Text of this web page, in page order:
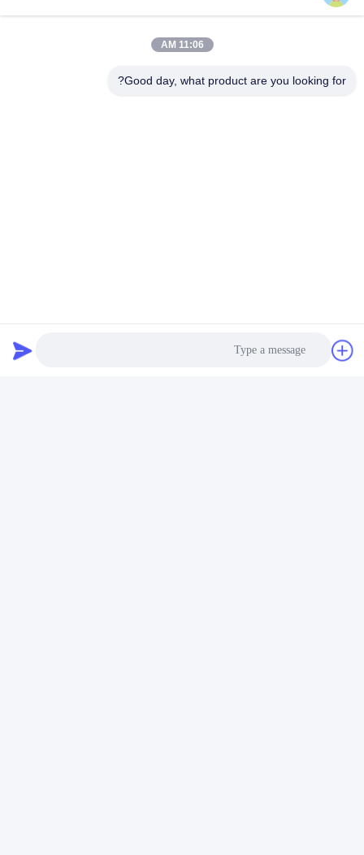
11:06 AM
Good day, what product are you looking for?